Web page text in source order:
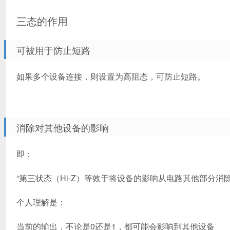
三态的作用
可被用于防止短路
如果多个设备连接，则设置为高阻态，可防止短路。
消除对其他设备的影响
即：
“第三状态（Hi-Z）等效于将设备的影响从电路其他部分消
个人理解是：
当前的输出，不论是0还是1，都可能会影响到其他设备